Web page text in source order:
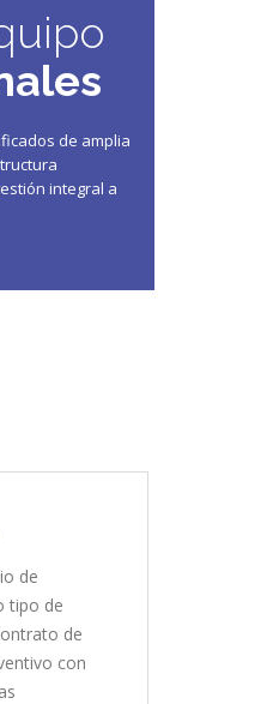
de amplia
integral a
de
tipo de
de
con